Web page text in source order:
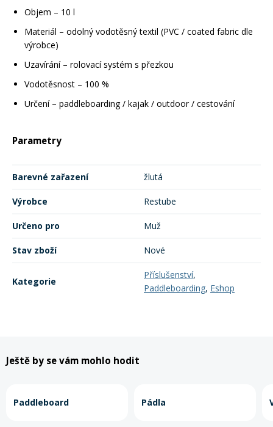
Objem – 10 l
Materiál – odolný vodotěsný textil (PVC / coated fabric dle
výrobce)
Uzavírání – rolovací systém s přezkou
Vodotěsnost – 100 %
Určení – paddleboarding / kajak / outdoor / cestování
Parametry
Barevné zařazení žlutá
Výrobce Restube
Určeno pro Muž
Stav zboží Nové
Kategorie
Příslušenství,
Paddleboarding, Eshop
Ještě by se vám mohlo hodit
Paddleboard Pádla